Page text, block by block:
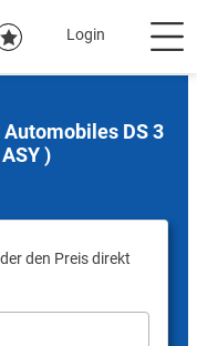
Login
DS 3
)
den Preis direkt